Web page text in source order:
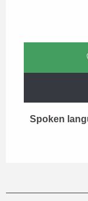
Spoken
Spoken